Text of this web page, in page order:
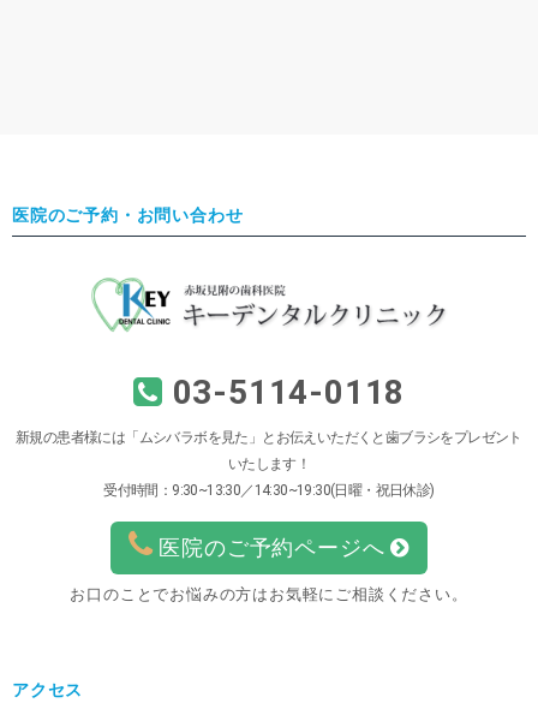
医院のご予約・お問い合わせ
03-5114-0118
新規の患者様には「ムシバラボを見た」とお伝えいただくと歯ブラシをプレゼント
いたします！
受付時間：9:30~13:30／14:30~19:30(日曜・祝日休診)
医院のご予約ページへ
お口のことでお悩みの方はお気軽にご相談ください。
アクセス